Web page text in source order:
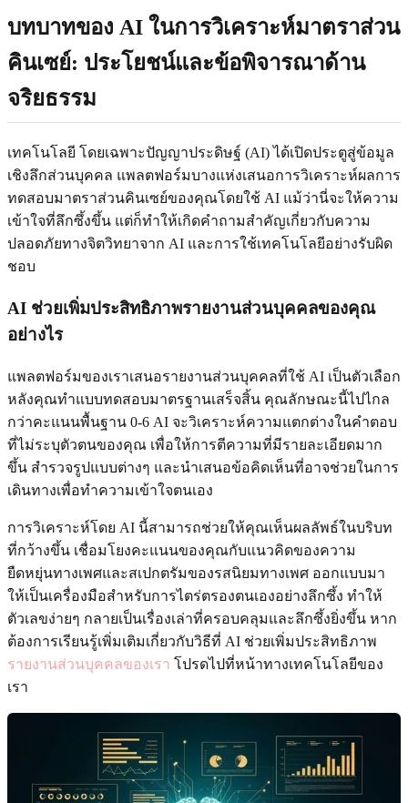
บทบาทของ AI ในการวิเคราะห์มาตราส่วน
คินเซย์: ประโยชน์และข้อพิจารณาด้าน
จริยธรรม
เทคโนโลยี โดยเฉพาะปัญญาประดิษฐ์ (AI) ได้เปิดประตูสู่ข้อมูล
เชิงลึกส่วนบุคคล แพลตฟอร์มบางแห่งเสนอการวิเคราะห์ผลการ
ทดสอบมาตราส่วนคินเซย์ของคุณโดยใช้ AI แม้ว่านี่จะให้ความ
เข้าใจที่ลึกซึ้งขึ้น แต่ก็ทำให้เกิดคำถามสำคัญเกี่ยวกับความ
ปลอดภัยทางจิตวิทยาจาก AI และการใช้เทคโนโลยีอย่างรับผิด
ชอบ
AI ช่วยเพิ่มประสิทธิภาพรายงานส่วนบุคคลของคุณ
อย่างไร
แพลตฟอร์มของเราเสนอรายงานส่วนบุคคลที่ใช้ AI เป็นตัวเลือก
หลังคุณทำแบบทดสอบมาตรฐานเสร็จสิ้น คุณลักษณะนี้ไปไกล
กว่าคะแนนพื้นฐาน 0-6 AI จะวิเคราะห์ความแตกต่างในคำตอบ
ที่ไม่ระบุตัวตนของคุณ เพื่อให้การตีความที่มีรายละเอียดมาก
ขึ้น สำรวจรูปแบบต่างๆ และนำเสนอข้อคิดเห็นที่อาจช่วยในการ
เดินทางเพื่อทำความเข้าใจตนเอง
การวิเคราะห์โดย AI นี้สามารถช่วยให้คุณเห็นผลลัพธ์ในบริบท
ที่กว้างขึ้น เชื่อมโยงคะแนนของคุณกับแนวคิดของความ
ยืดหยุ่นทางเพศและสเปกตรัมของรสนิยมทางเพศ ออกแบบมา
ให้เป็นเครื่องมือสำหรับการไตร่ตรองตนเองอย่างลึกซึ้ง ทำให้
ตัวเลขง่ายๆ กลายเป็นเรื่องเล่าที่ครอบคลุมและลึกซึ้งยิ่งขึ้น หาก
ต้องการเรียนรู้เพิ่มเติมเกี่ยวกับวิธีที่ AI ช่วยเพิ่มประสิทธิภาพ
รายงานส่วนบุคคลของเรา โปรดไปที่หน้าทางเทคโนโลยีของ
เรา